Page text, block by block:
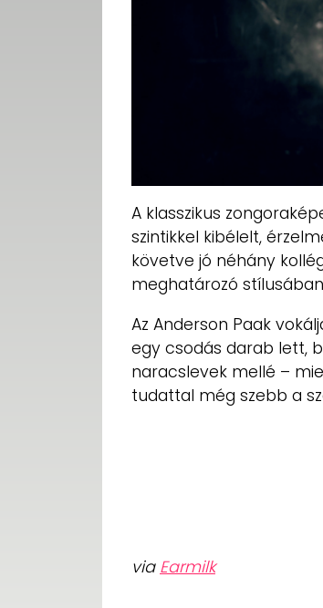
A klasszikus
szintikkel kibélelt,
követve jó néhány
meghatározó
Az Anderson Paak
egy csodás darab lett,
naracslevek mellé –
tudattal még szebb a
via Earmilk